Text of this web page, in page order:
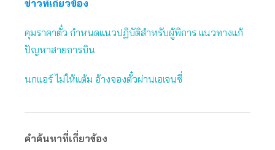
ข่าวที่เกี่ยวข้อง
คุมราคาตั๋ว กำหนดแนวปฏิบัติสำหรับผู้พิการ แนวทางแก้
ปัญหาสายการบิน
นกแอร์ ไม่ให้แต้ม อ้างจองตั๋วผ่านเอเจนซี่
คำค้นหาที่เกี่ยวข้อง